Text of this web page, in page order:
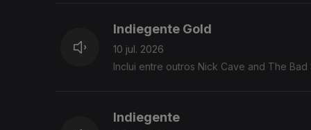
Indiegente Gold
10 jul. 2026
Inclui entre outros Nick Cave
Indiegente